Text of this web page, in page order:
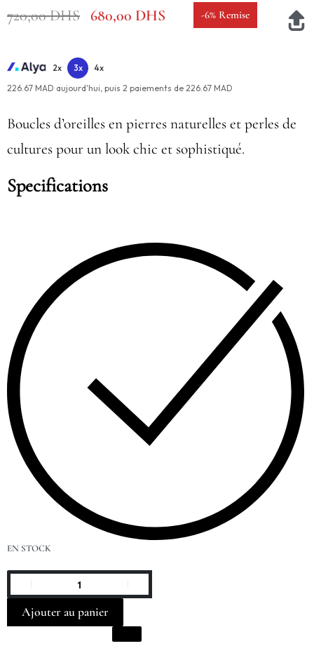
720,00DHS 680,00 DHS -6% Remise
2x 3x
4x
226.67 MAD aujourd'hui, puis 2 paiements de 226.67 MAD
Boucles d’oreilles en pierres naturelles et perles de
cultures pour un look chic et sophistiqué.
Specifications
EN STOCK
Ajouter au panier